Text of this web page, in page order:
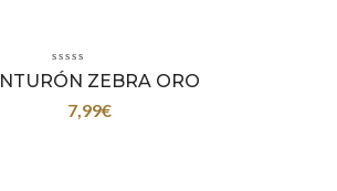
ZEBRA ORO
7,99€